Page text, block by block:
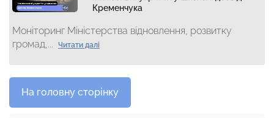
Кременчука
Моніторинг Міністерства відновлення, розвитку
громад,...
Читати далі
На головну сторінку